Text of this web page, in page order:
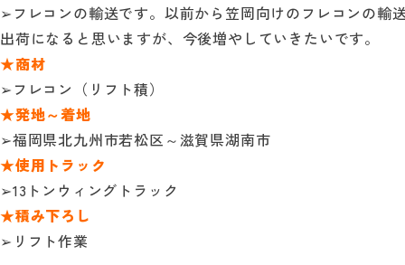
➢フレコンの輸送です。以前から笠岡向けのフレコンの輸
出荷になると思いますが、今後増やしていきたいです。
★商材
➢フレコン（リフト積）
★発地～着地
➢福岡県北九州市若松区～滋賀県湖南市
★使用トラック
➢13トンウィングトラック
★積み下ろし
➢リフト作業